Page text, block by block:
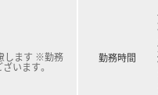
します ※勤務
います。
勤務時間